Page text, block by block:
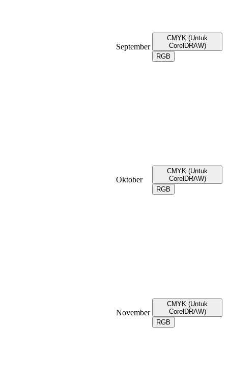
September
CMYK (Untuk
CorelDRAW)
RGB
Oktober
CMYK (Untuk
CorelDRAW)
RGB
November
CMYK (Untuk
CorelDRAW)
RGB